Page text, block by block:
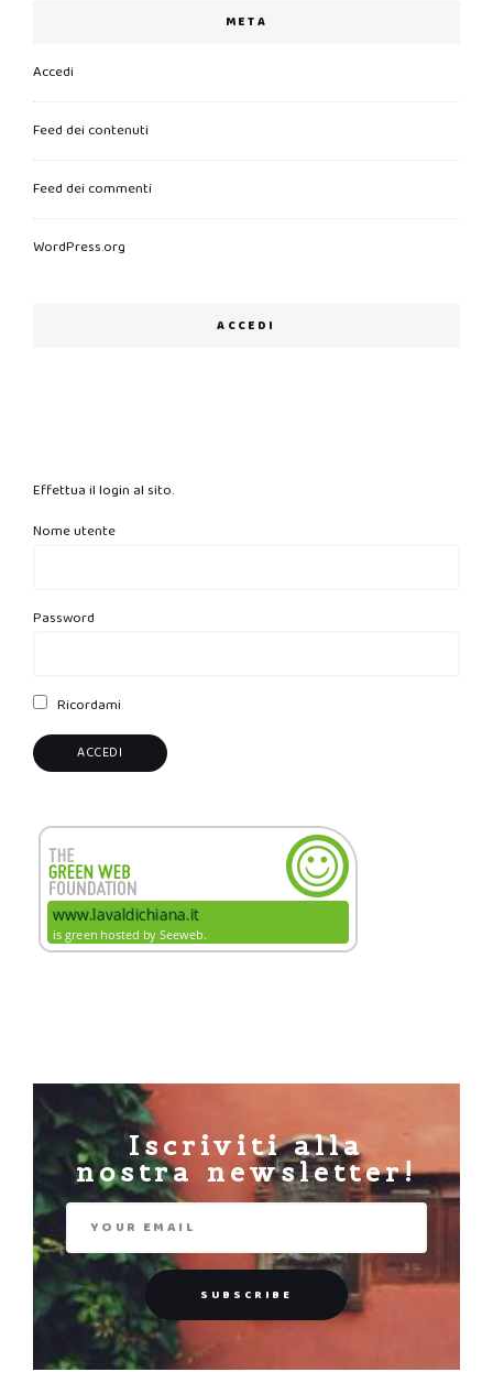
META
Accedi
Feed dei contenuti
Feed dei commenti
WordPress.org
ACCEDI
Effettua il login al sito.
Nome utente
Password
Ricordami
Iscriviti alla
nostra newsletter!